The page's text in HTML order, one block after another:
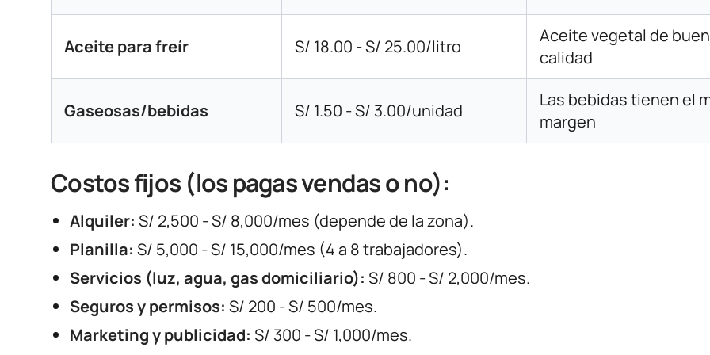
Aceite para freír S/ 18.00 - S/ 25.00/litro
Aceite vegetal de
calidad
Gaseosas/bebidas S/ 1.50 - S/ 3.00/unidad
Las bebidas tienen el
margen
Costos fijos (los pagas vendas o no):
Alquiler: S/ 2,500 - S/ 8,000/mes (depende de la zona).
Planilla: S/ 5,000 - S/ 15,000/mes (4 a 8 trabajadores).
Servicios (luz, agua, gas domiciliario): S/ 800 - S/ 2,000/mes.
Seguros y permisos: S/ 200 - S/ 500/mes.
Marketing y publicidad: S/ 300 - S/ 1,000/mes.